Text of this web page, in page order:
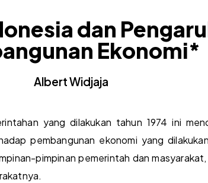
dan
Ekonomi*
Albert Widjaja
yang dilakukan tahun 1974 ini
pembangunan ekonomi yang
pimpinan pemerintah dan